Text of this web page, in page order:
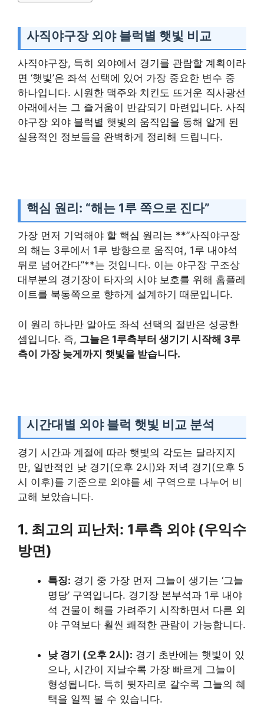
사직야구장 외야 블럭별 햇빛 비교
사직야구장, 특히 외야에서 경기를 관람할 계획이라
면 ‘햇빛’은 좌석 선택에 있어 가장 중요한 변수 중
하나입니다. 시원한 맥주와 치킨도 뜨거운 직사광선
아래에서는 그 즐거움이 반감되기 마련입니다. 사직
야구장 외야 블럭별 햇빛의 움직임을 통해 알게 된
실용적인 정보들을 완벽하게 정리해 드립니다.
핵심 원리: “해는 1루 쪽으로 진다”
가장 먼저 기억해야 할 핵심 원리는 **”사직야구장
의 해는 3루에서 1루 방향으로 움직여, 1루 내야석
뒤로 넘어간다”**는 것입니다. 이는 야구장 구조상
대부분의 경기장이 타자의 시야 보호를 위해 홈플레
이트를 북동쪽으로 향하게 설계하기 때문입니다.
이 원리 하나만 알아도 좌석 선택의 절반은 성공한
셈입니다. 즉, 그늘은 1루측부터 생기기 시작해 3루
측이 가장 늦게까지 햇빛을 받습니다.
시간대별 외야 블럭 햇빛 비교 분석
경기 시간과 계절에 따라 햇빛의 각도는 달라지지
만, 일반적인 낮 경기(오후 2시)와 저녁 경기(오후 5
시 이후)를 기준으로 외야를 세 구역으로 나누어 비
교해 보았습니다.
1. 최고의 피난처: 1루측 외야 (우익수
방면)
특징: 경기 중 가장 먼저 그늘이 생기는 ‘그늘
명당’ 구역입니다. 경기장 본부석과 1루 내야
석 건물이 해를 가려주기 시작하면서 다른 외
야 구역보다 훨씬 쾌적한 관람이 가능합니다.
낮 경기 (오후 2시): 경기 초반에는 햇빛이 있
으나, 시간이 지날수록 가장 빠르게 그늘이
형성됩니다. 특히 뒷자리로 갈수록 그늘의 혜
택을 일찍 볼 수 있습니다.